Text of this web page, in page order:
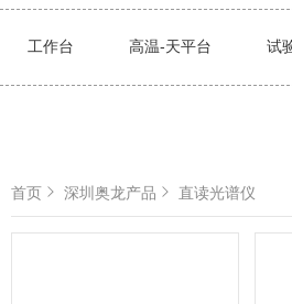
工作台 高温-天平台 试
首页 深圳奥龙产品 直读光谱仪